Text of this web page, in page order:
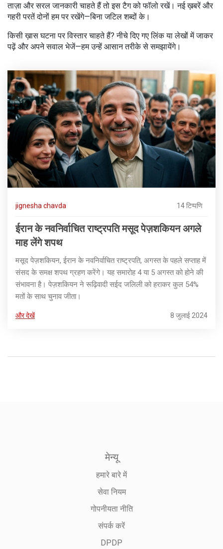
ताज़ा और सरल जानकारी चाहते हैं तो इस टैग को फॉलो रखें। नई ख़बरें और
गहरी परतें दोनों हम पर रखेंगे—बिना जटिल शब्दों के।
किसी ख़ास घटना पर विस्तार चाहते हैं? नीचे दिए गए लिंक या लेखों में जाकर
पढ़ें और अपने सवाल भेजें—हम उन्हें आसान तरीके से समझायेंगे।
jignesha chavda 14 टिप्पणि
ईरान के नवनिर्वाचित राष्ट्रपति मसूद पेज़शकियन अगले
माह लेंगे शपथ
मसूद पेज़शकियन, ईरान के नवनिर्वाचित राष्ट्रपति, अगस्त के पहले सप्ताह में
संसद के समक्ष शपथ ग्रहण करेंगे। यह समारोह 4 या 5 अगस्त को होने की
संभावना है। पेज़शकियन ने रूढ़िवादी सईद जलिली को हराकर कुल 54%
मतों के साथ चुनाव जीता।
और देखें 8 जुलाई 2024
मेन्यू
हमारे बारे में
सेवा नियम
गोपनीयता नीति
संपर्क करें
DPDP